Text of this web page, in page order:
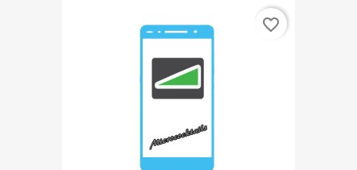
favorite_border